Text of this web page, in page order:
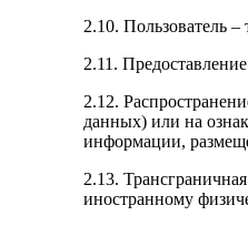
2.10. Пользователь –
2.11.
2.12.
данных) или на
информации,
2.13.
иностранному